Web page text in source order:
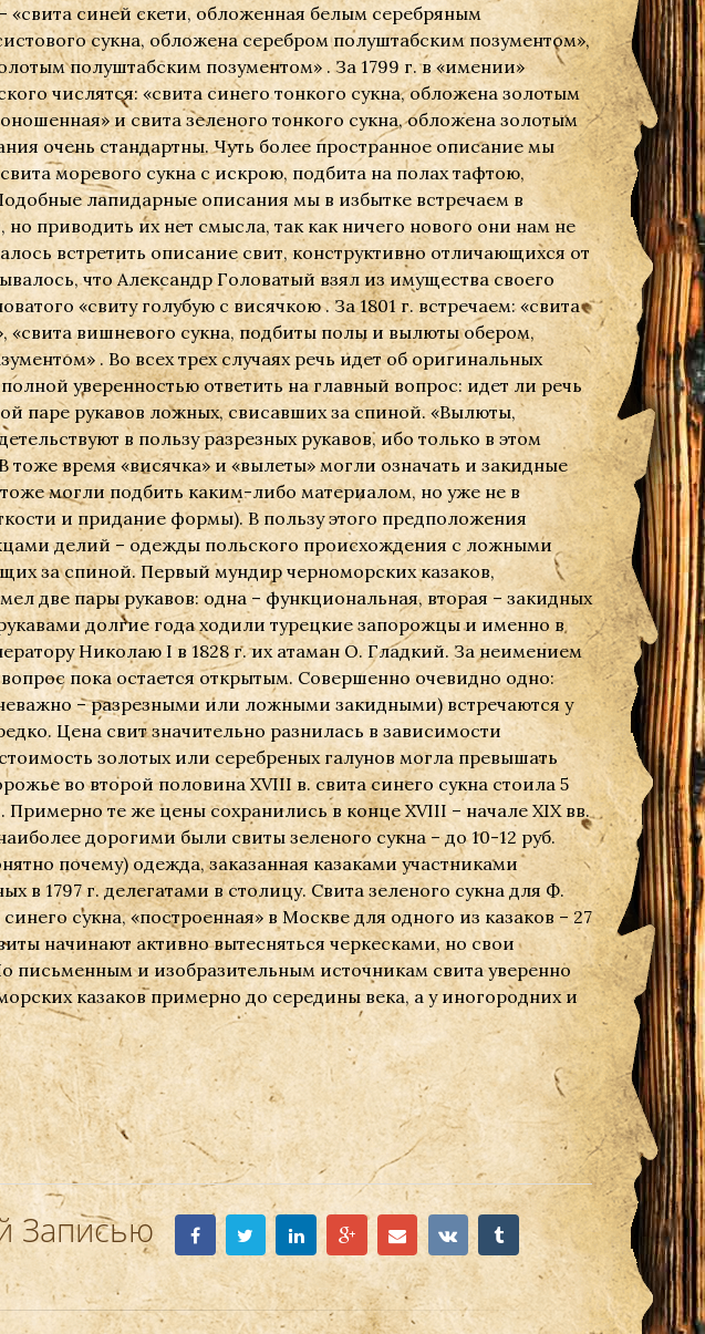
«свита синей скети, обложенная белым серебряным
сукна, обложена серебром полуштабским позументом»,
полуштабским позументом» . За 1799 г. в «имении»
числятся: «свита синего тонкого сукна, обложена золотым
и свита зеленого тонкого сукна, обложена золотым
очень стандартны. Чуть более пространное описание мы
моревого сукна с искрою, подбита на полах тафтою,
лапидарные описания мы в избытке встречаем в
приводить их нет смысла, так как ничего нового они нам не
встретить описание свит, конструктивно отличающихся от
что Александр Головатый взял из имущества своего
«свиту голубую с висячкою . За 1801 г. встречаем: «свита
«свита вишневого сукна, подбиты полы и вылюты обером,
. Во всех трех случаях речь идет об оригинальных
уверенностью ответить на главный вопрос: идет ли речь
паре рукавов ложных, свисавших за спиной. «Вылюты,
в пользу разрезных рукавов, ибо только в этом
тоже время «висячка» и «вылеты» могли означать и закидные
тоже могли подбить каким-либо материалом, но уже не в
и придание формы). В пользу этого предположения
делий – одежды польского происхождения с ложными
за спиной. Первый мундир черноморских казаков,
две пары рукавов: одна – функциональная, вторая – закидных
долгие года ходили турецкие запорожцы и именно в
Николаю I в 1828 г. их атаман О. Гладкий. За неимением
пока остается открытым. Совершенно очевидно одно:
– разрезными или ложными закидными) встречаются у
Цена свит значительно разнилась в зависимости
золотых или серебреных галунов могла превышать
во второй половина XVIII в. свита синего сукна стоила 5
Примерно те же цены сохранились в конце XVIII – начале XIX вв.
дорогими были свиты зеленого сукна – до 10-12 руб.
почему) одежда, заказанная казаками участниками
в 1797 г. делегатами в столицу. Свита зеленого сукна для Ф.
сукна, «построенная» в Москве для одного из казаков – 27
начинают активно вытесняться черкесками, но свои
письменным и изобразительным источникам свита уверенно
казаков примерно до середины века, а у иногородних и
Записью